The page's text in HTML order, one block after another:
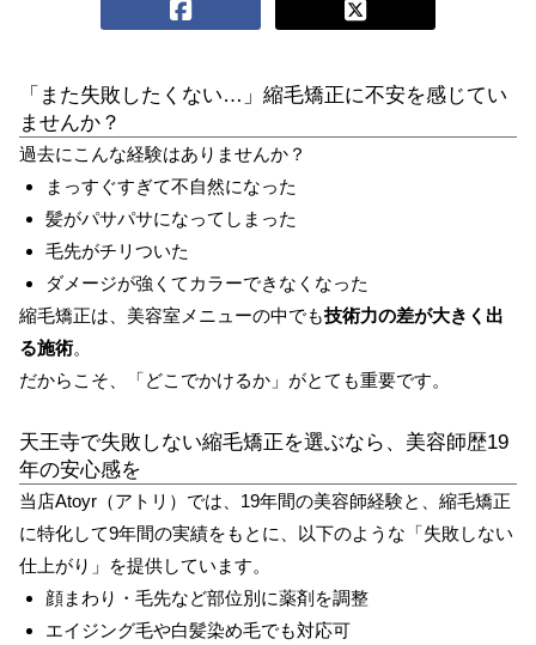
「また失敗したくない…」縮毛矯正に不安を感じてい
ませんか？
過去にこんな経験はありませんか？
まっすぐすぎて不自然になった
髪がパサパサになってしまった
毛先がチリついた
ダメージが強くてカラーできなくなった
縮毛矯正は、美容室メニューの中でも技術力の差が大きく出
る施術。
だからこそ、「どこでかけるか」がとても重要です。
天王寺で失敗しない縮毛矯正を選ぶなら、美容師歴19
年の安心感を
当店Atoyr（アトリ）では、19年間の美容師経験と、縮毛矯正
に特化して9年間の実績をもとに、以下のような「失敗しない
仕上がり」を提供しています。
顔まわり・毛先など部位別に薬剤を調整
エイジング毛や白髪染め毛でも対応可